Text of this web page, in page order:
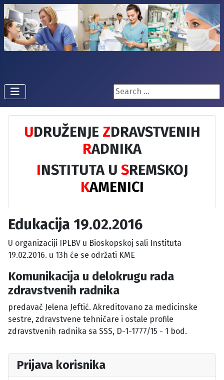
Pretraži...
UDRUŽENJE ZDRAVSTVENIH
RADNIKA
INSTITUTA U SREMSKOJ
KAMENICI
Edukacija 19.02.2016
U organizaciji IPLBV u Bioskopskoj sali Instituta
19.02.2016. u 13h će se održati KME
Komunikacija u delokrugu rada
zdravstvenih radnika
predavač Jelena Jeftić. Akreditovano za medicinske
sestre, zdravstvene tehničare i ostale profile
zdravstvenih radnika sa SSS, D-1-1777/15 - 1 bod.
Prijava korisnika